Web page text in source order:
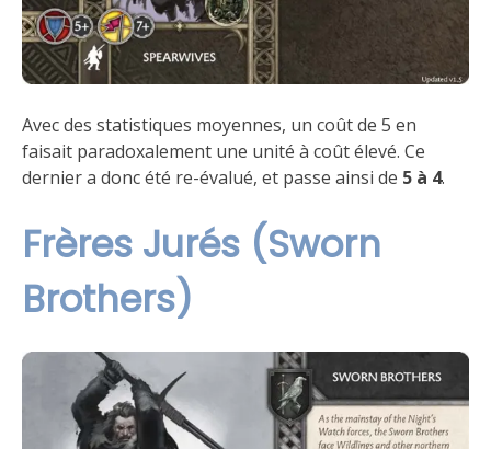
Avec des statistiques moyennes, un coût de 5 en
faisait paradoxalement une unité à coût élevé. Ce
dernier a donc été re-évalué, et passe ainsi de 5 à 4.
Frères Jurés (Sworn
Brothers)